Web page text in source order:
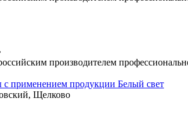
производителем
с применением продукции Белый свет
Щелково